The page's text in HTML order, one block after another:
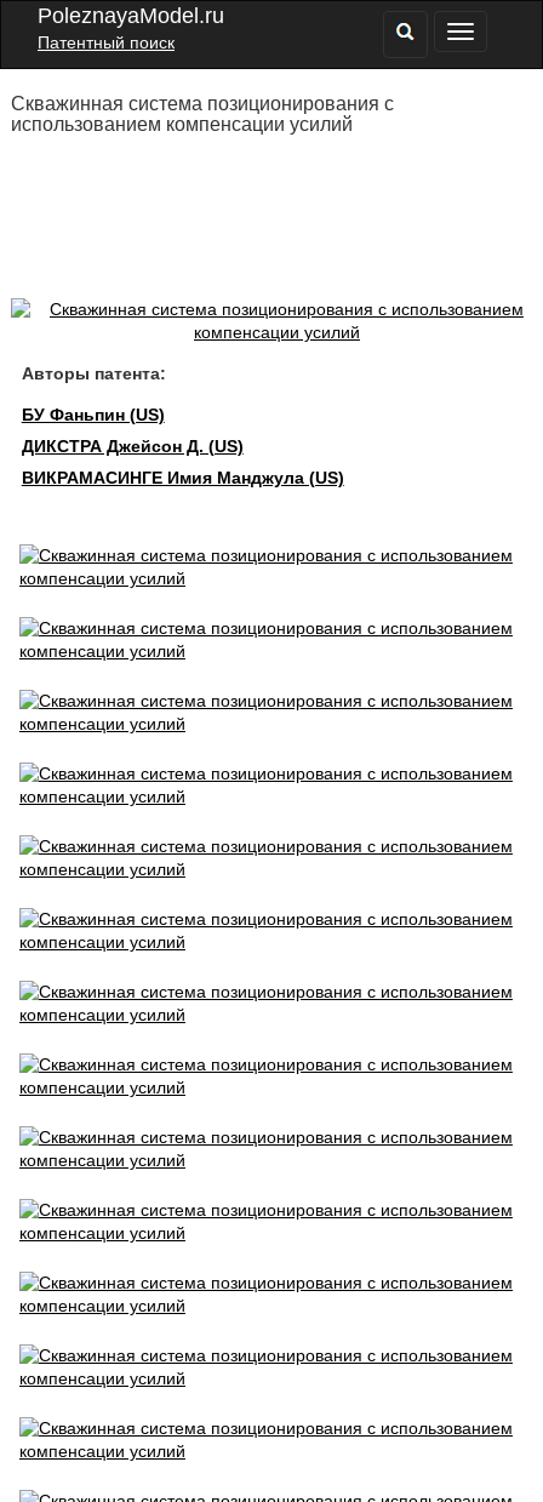
PoleznayaModel.ru
Патентный поиск
Скважинная система позиционирования с
использованием компенсации усилий
Авторы патента:
БУ Фаньпин (US)
ДИКСТРА Джейсон Д. (US)
ВИКРАМАСИНГЕ Имия Манджула (US)